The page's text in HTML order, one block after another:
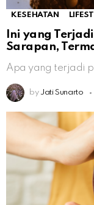
KESEHATAN
Ini yang
Sarapan,
Apa yang terjadi
by Jati Sunarto